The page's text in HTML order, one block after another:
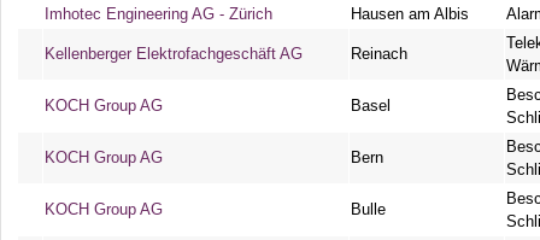
Imhotec Engineering AG - Zürich Hausen am Albis
Kellenberger Elektrofachgeschäft AG Reinach
KOCH Group AG Basel
KOCH Group AG Bern
KOCH Group AG Bulle